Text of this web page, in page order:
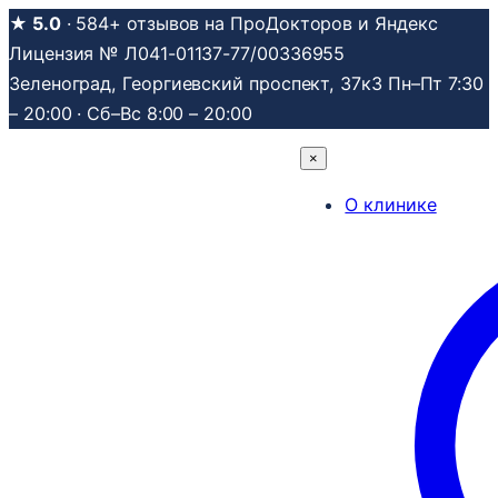
Перейти
к
содержимому
★ 5.0· 584+ отзывов на ПроДокторов и Яндекс
Лицензия № Л041-01137-77/00336955
Зеленоград, Георгиевский проспект, 37к3 Пн–Пт 7:30
– 20:00 · Сб–Вс 8:00 – 20:00
×
О клинике